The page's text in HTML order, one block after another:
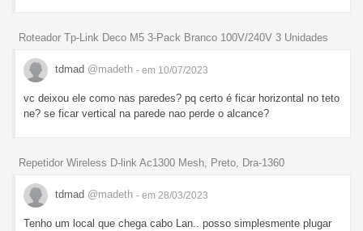
Roteador Tp-Link Deco M5 3-Pack Branco 100V/240V 3 Unidades
tdmad @madeth - em 10/07/2023
vc deixou ele como nas paredes? pq certo é ficar horizontal no teto
ne? se ficar vertical na parede nao perde o alcance?
Repetidor Wireless D-link Ac1300 Mesh, Preto, Dra-1360
tdmad @madeth - em 28/03/2023
Tenho um local que chega cabo Lan.. posso simplesmente plugar